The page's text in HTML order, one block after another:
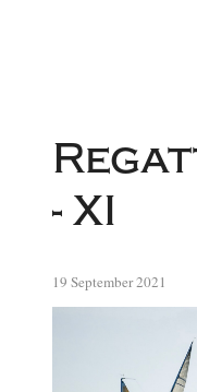
- XI
19 September 2021